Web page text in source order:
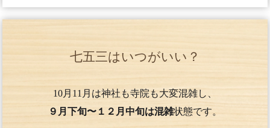
七五三はいつがいい？
10月11月は神社も寺院も大変混雑し、
９月下旬〜１２月中旬は混雑状態です。